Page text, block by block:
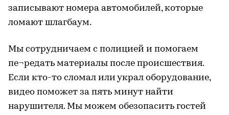
записывают номера автомобилей, которые
ломают шлагбаум.
Мы сотрудничаем с полицией и помогаем
пе¬редать материалы после происшествия.
Если кто-то сломал или украл оборудование,
видео поможет за пять минут найти
нарушителя. Мы можем обезопасить гостей